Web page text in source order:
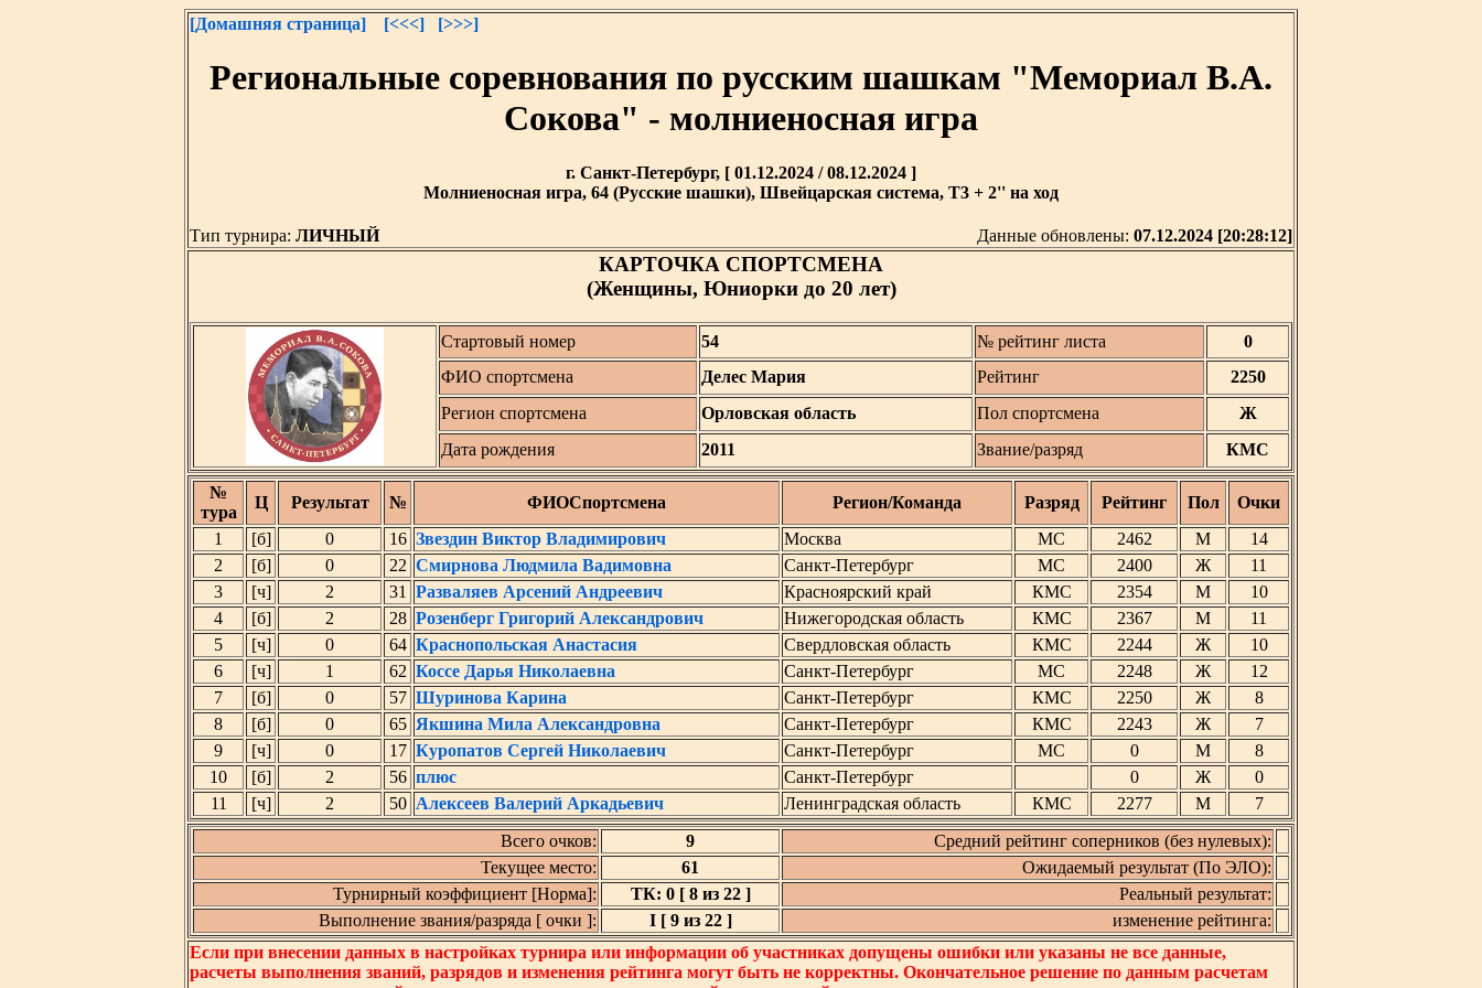
[Домашняя страница] [<<<] [>>>]
Региональные соревнования по русским шашкам "Мемориал В.А.
Сокова" - молниеносная игра
г. Санкт-Петербург, [ 01.12.2024 / 08.12.2024 ]
Молниеносная игра, 64 (Русские шашки), Швейцарская система, T3 + 2'' на ход
Тип турнира: ЛИЧНЫЙ Данные обновлены: 07.12.2024 [20:28:12]
КАРТОЧКА СПОРТСМЕНА
(Женщины, Юниорки до 20 лет)
Стартовый номер 54 № рейтинг листа
0
ФИО спортсмена
Делес Мария Рейтинг
2250
Регион спортсмена
Орловская область Пол спортсмена
Ж
Дата рождения
2011 Звание/разряд КМС
№
тура
Ц Результат № ФИОСпортсмена Регион/Команда Разряд Рейтинг Пол
Очки
1
[б] 0 16 Звездин Виктор Владимирович Москва МС 2462 М
14
2
[б] 0 22 Смирнова Людмила Вадимовна Санкт-Петербург МС 2400 Ж
11
3
[ч] 2 31 Разваляев Арсений Андреевич Красноярский край КМС 2354 М
10
4
[б] 2 28 Розенберг Григорий Александрович Нижегородская область КМС 2367 М
11
5
[ч] 0 64 Краснопольская Анастасия Свердловская область КМС 2244 Ж
10
6
[ч] 1 62 Коссе Дарья Николаевна Санкт-Петербург МС 2248 Ж
12
7
[б] 0 57 Шуринова Карина Санкт-Петербург КМС 2250 Ж
8
8
[б] 0 65 Якшина Мила Александровна Санкт-Петербург КМС 2243 Ж
7
9
[ч] 0 17 Куропатов Сергей Николаевич Санкт-Петербург МС 0 М
8
10
[б] 2 56 плюс Санкт-Петербург 0 Ж
0
11
[ч] 2 50 Алексеев Валерий Аркадьевич Ленинградская область КМС 2277 М
7
Всего очков:
9
Средний рейтинг соперников (без нулевых):
Текущее место:
61
Ожидаемый результат (По ЭЛО):
Турнирный коэффициент [Норма]:
ТК: 0 [ 8 из 22 ]
Реальный результат:
Выполнение звания/разряда [ очки ]:
I [ 9 из 22 ]
изменение рейтинга:
Если при внесении данных в настройках турнира или информации об участниках допущены ошибки или указаны не все данные,
расчеты выполнения званий, разрядов и изменения рейтинга могут быть не корректны. Окончательное решение по данным расчетам